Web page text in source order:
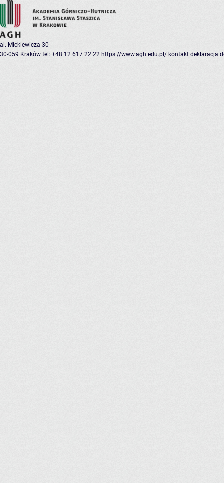
al. Mickiewicza 30
30-059 Kraków tel: +48 12 617 22 22 https://www.agh.edu.pl/ kontakt deklaracja